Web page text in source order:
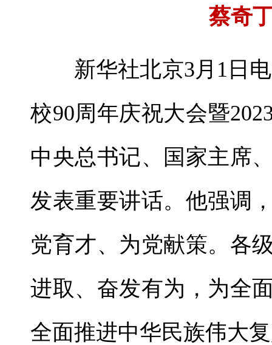
蔡奇
新华社北京3月1日
校90周年庆祝大会暨
中央总书记、国家主席
发表重要讲话。他强调
党育才、为党献策。各
进取、奋发有为，为全
全面推进中华民族伟大